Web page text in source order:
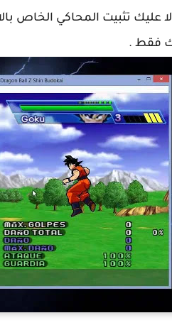
عليك تثبيت المحاكي الخاص
فقط .